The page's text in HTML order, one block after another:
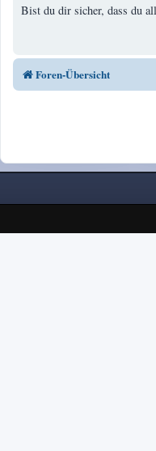
Bist du dir sicher, dass du
Foren-Übersicht